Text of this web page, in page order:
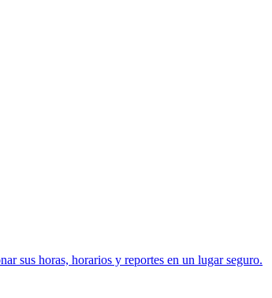
sus horas, horarios y reportes en un lugar seguro.